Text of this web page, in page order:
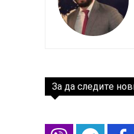
За да следите